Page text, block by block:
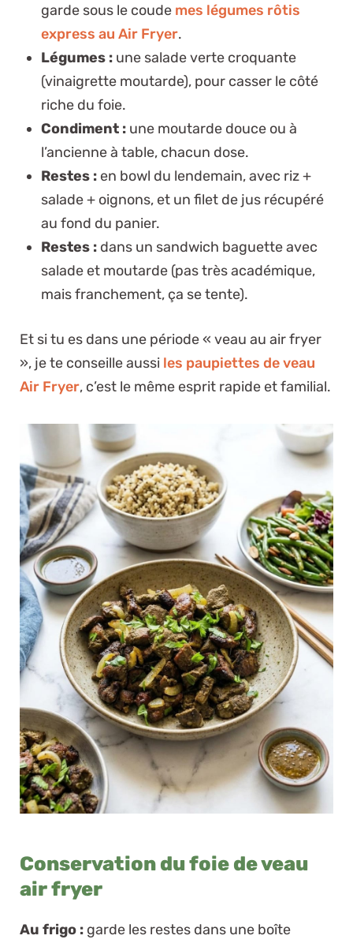
garde sous le coude mes légumes rôtis
express au Air Fryer.
Légumes : une salade verte croquante
(vinaigrette moutarde), pour casser le côté
riche du foie.
Condiment : une moutarde douce ou à
l’ancienne à table, chacun dose.
Restes : en bowl du lendemain, avec riz +
salade + oignons, et un filet de jus récupéré
au fond du panier.
Restes : dans un sandwich baguette avec
salade et moutarde (pas très académique,
mais franchement, ça se tente).
Et si tu es dans une période « veau au air fryer
», je te conseille aussi les paupiettes de veau
Air Fryer, c’est le même esprit rapide et familial.
Conservation du foie de veau
air fryer
Au frigo : garde les restes dans une boîte